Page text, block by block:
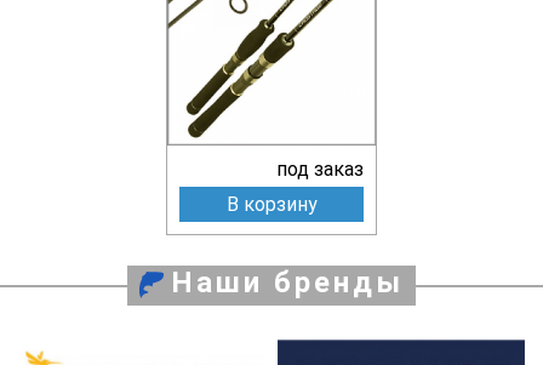
под заказ
В корзину
Наши бренды